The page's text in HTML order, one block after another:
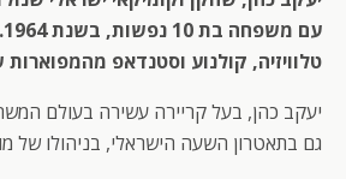
טלוויזיה, קולנוע וסטנדאפ
יעקב כהן, בעל קריירה עשירה בעולם
גם בתאטרון השעה הישראלי, בניהולו של